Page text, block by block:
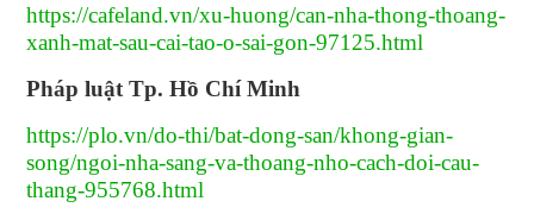
https://cafeland.vn/xu-huong/can-nha-thong-thoang-
xanh-mat-sau-cai-tao-o-sai-gon-97125.html
Pháp luật Tp. Hồ Chí Minh
https://plo.vn/do-thi/bat-dong-san/khong-gian-
song/ngoi-nha-sang-va-thoang-nho-cach-doi-cau-
thang-955768.html